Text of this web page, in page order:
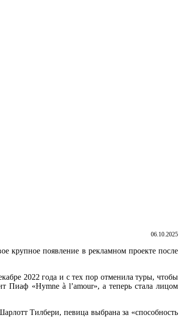
06.10.2025
крупное появление в рекламном проекте после
2022 года и с тех пор отменила туры, чтобы
Пиаф «Hymne à l’amour», а теперь стала лицом
Тилбери, певица выбрана за «способность